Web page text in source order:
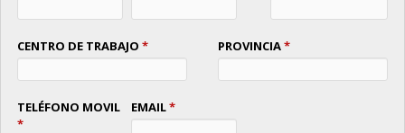
CENTRO DE TRABAJO* PROVINCIA*
TELÉFONO MOVIL
*
EMAIL*